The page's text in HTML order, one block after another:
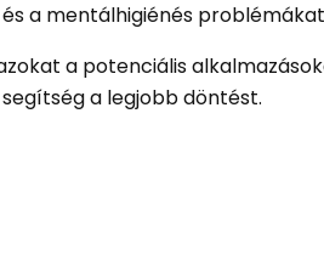
a mentálhigiénés
a potenciális
a legjobb döntést.